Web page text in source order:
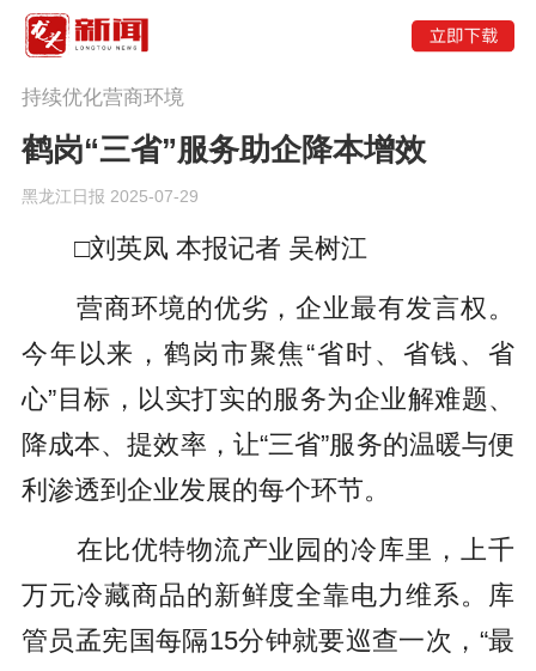
持续优化营商环境
鹤岗“三省”服务助企降本增效
黑龙江日报 2025-07-29
□刘英凤 本报记者 吴树江
营商环境的优劣，企业最有发言权。
今年以来，鹤岗市聚焦“省时、省钱、省
心”目标，以实打实的服务为企业解难题、
降成本、提效率，让“三省”服务的温暖与便
利渗透到企业发展的每个环节。
在比优特物流产业园的冷库里，上千
万元冷藏商品的新鲜度全靠电力维系。库
管员孟宪国每隔15分钟就要巡查一次，“最